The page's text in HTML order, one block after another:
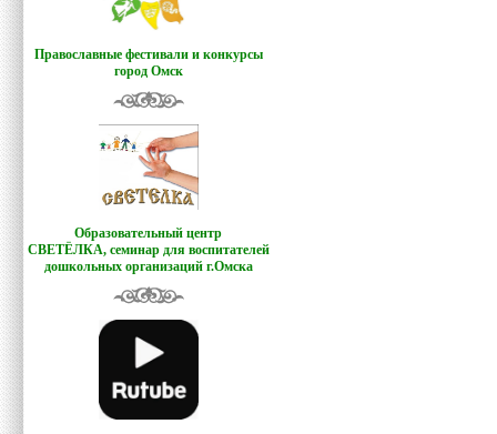
Православные фестивали и конкурсы
город Омск
Образовательный центр
СВЕТЁЛКА, семинар для воспитателей
дошкольных организаций г.Омска